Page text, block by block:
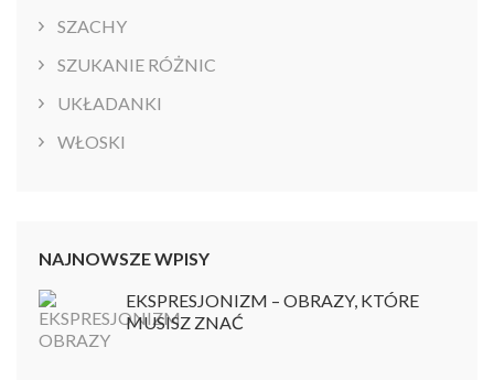
SZACHY
SZUKANIE RÓŻNIC
UKŁADANKI
WŁOSKI
NAJNOWSZE WPISY
EKSPRESJONIZM – OBRAZY, KTÓRE
MUSISZ ZNAĆ